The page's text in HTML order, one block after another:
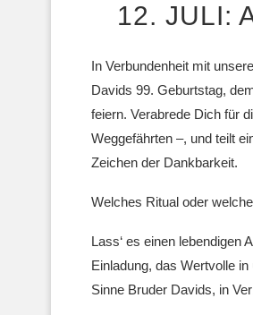
12. JULI:
In Verbundenheit mit
Davids 99. Geburtstag,
feiern. Verabrede Dich für
Weggefährten –, und teilt
Zeichen der Dankbarkeit.
Welches Ritual oder
Lass‘ es einen lebendigen
Einladung, das Wertvolle
Sinne Bruder Davids, in